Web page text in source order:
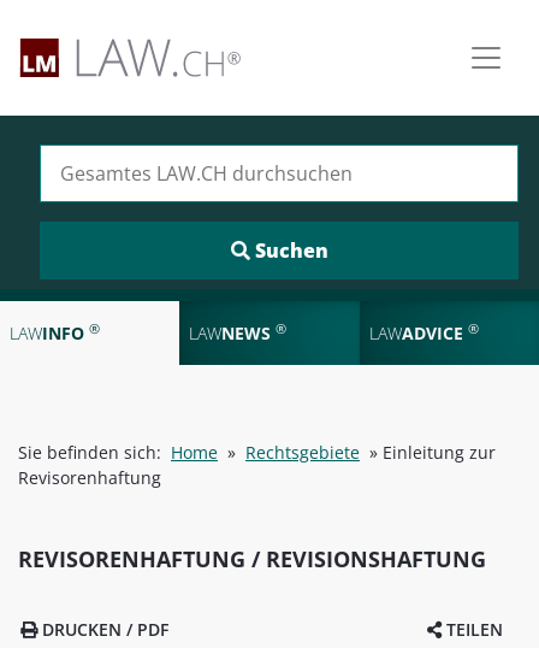
LAWINFO ® LAWNEWS ® LAWADVICE ®
Sie befinden sich: Home » Rechtsgebiete » Einleitung zur
Revisorenhaftung
REVISORENHAFTUNG / REVISIONSHAFTUNG
TEILEN
DRUCKEN / PDF